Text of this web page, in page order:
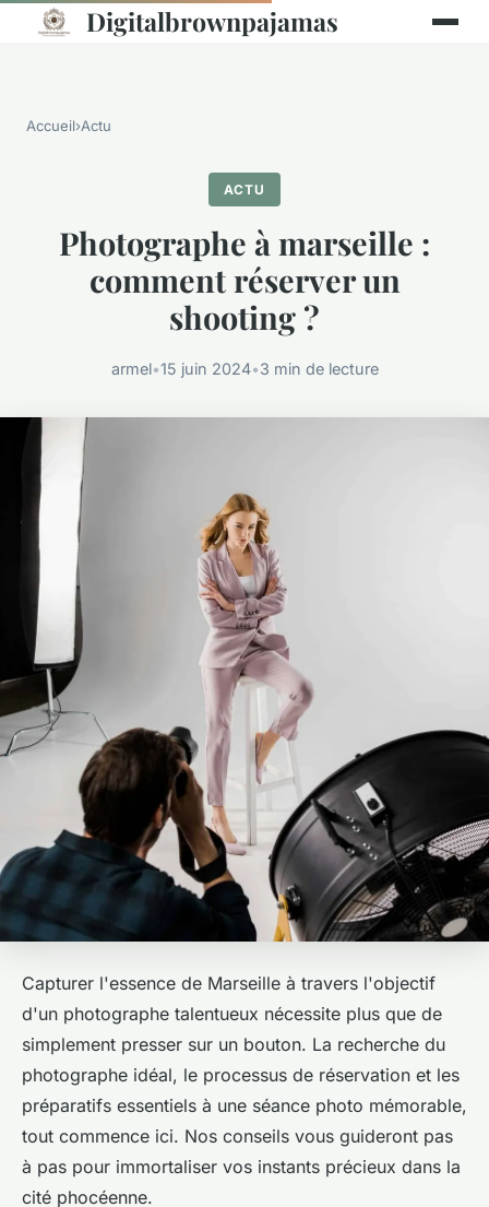
Digitalbrownpajamas
Accueil›Actu
ACTU
Photographe à marseille :
comment réserver un
shooting ?
armel•15 juin 2024•3 min de lecture
Capturer l'essence de Marseille à travers l'objectif
d'un photographe talentueux nécessite plus que de
simplement presser sur un bouton. La recherche du
photographe idéal, le processus de réservation et les
préparatifs essentiels à une séance photo mémorable,
tout commence ici. Nos conseils vous guideront pas
à pas pour immortaliser vos instants précieux dans la
cité phocéenne.